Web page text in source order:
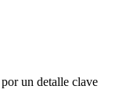
un detalle clave